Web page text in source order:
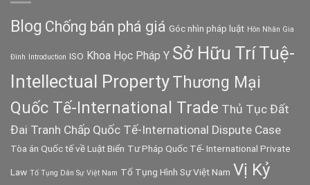
Blog Chống bán phá giá Góc nhìn pháp luật Hôn Nhân Gia
Đình Introduction ISO Khoa Học Pháp Y Sở Hữu Trí Tuệ-
Intellectual PropertyThương Mại
Quốc Tế-International Trade Thủ Tục Đất
Đai Tranh Chấp Quốc Tế-International Dispute Case
Tòa án Quốc tế về Luật Biển Tư Pháp Quốc Tế- International Private
Law Tố Tụng Dân Sự Việt Nam Tố Tụng Hình Sự Việt Nam Vị Kỷ